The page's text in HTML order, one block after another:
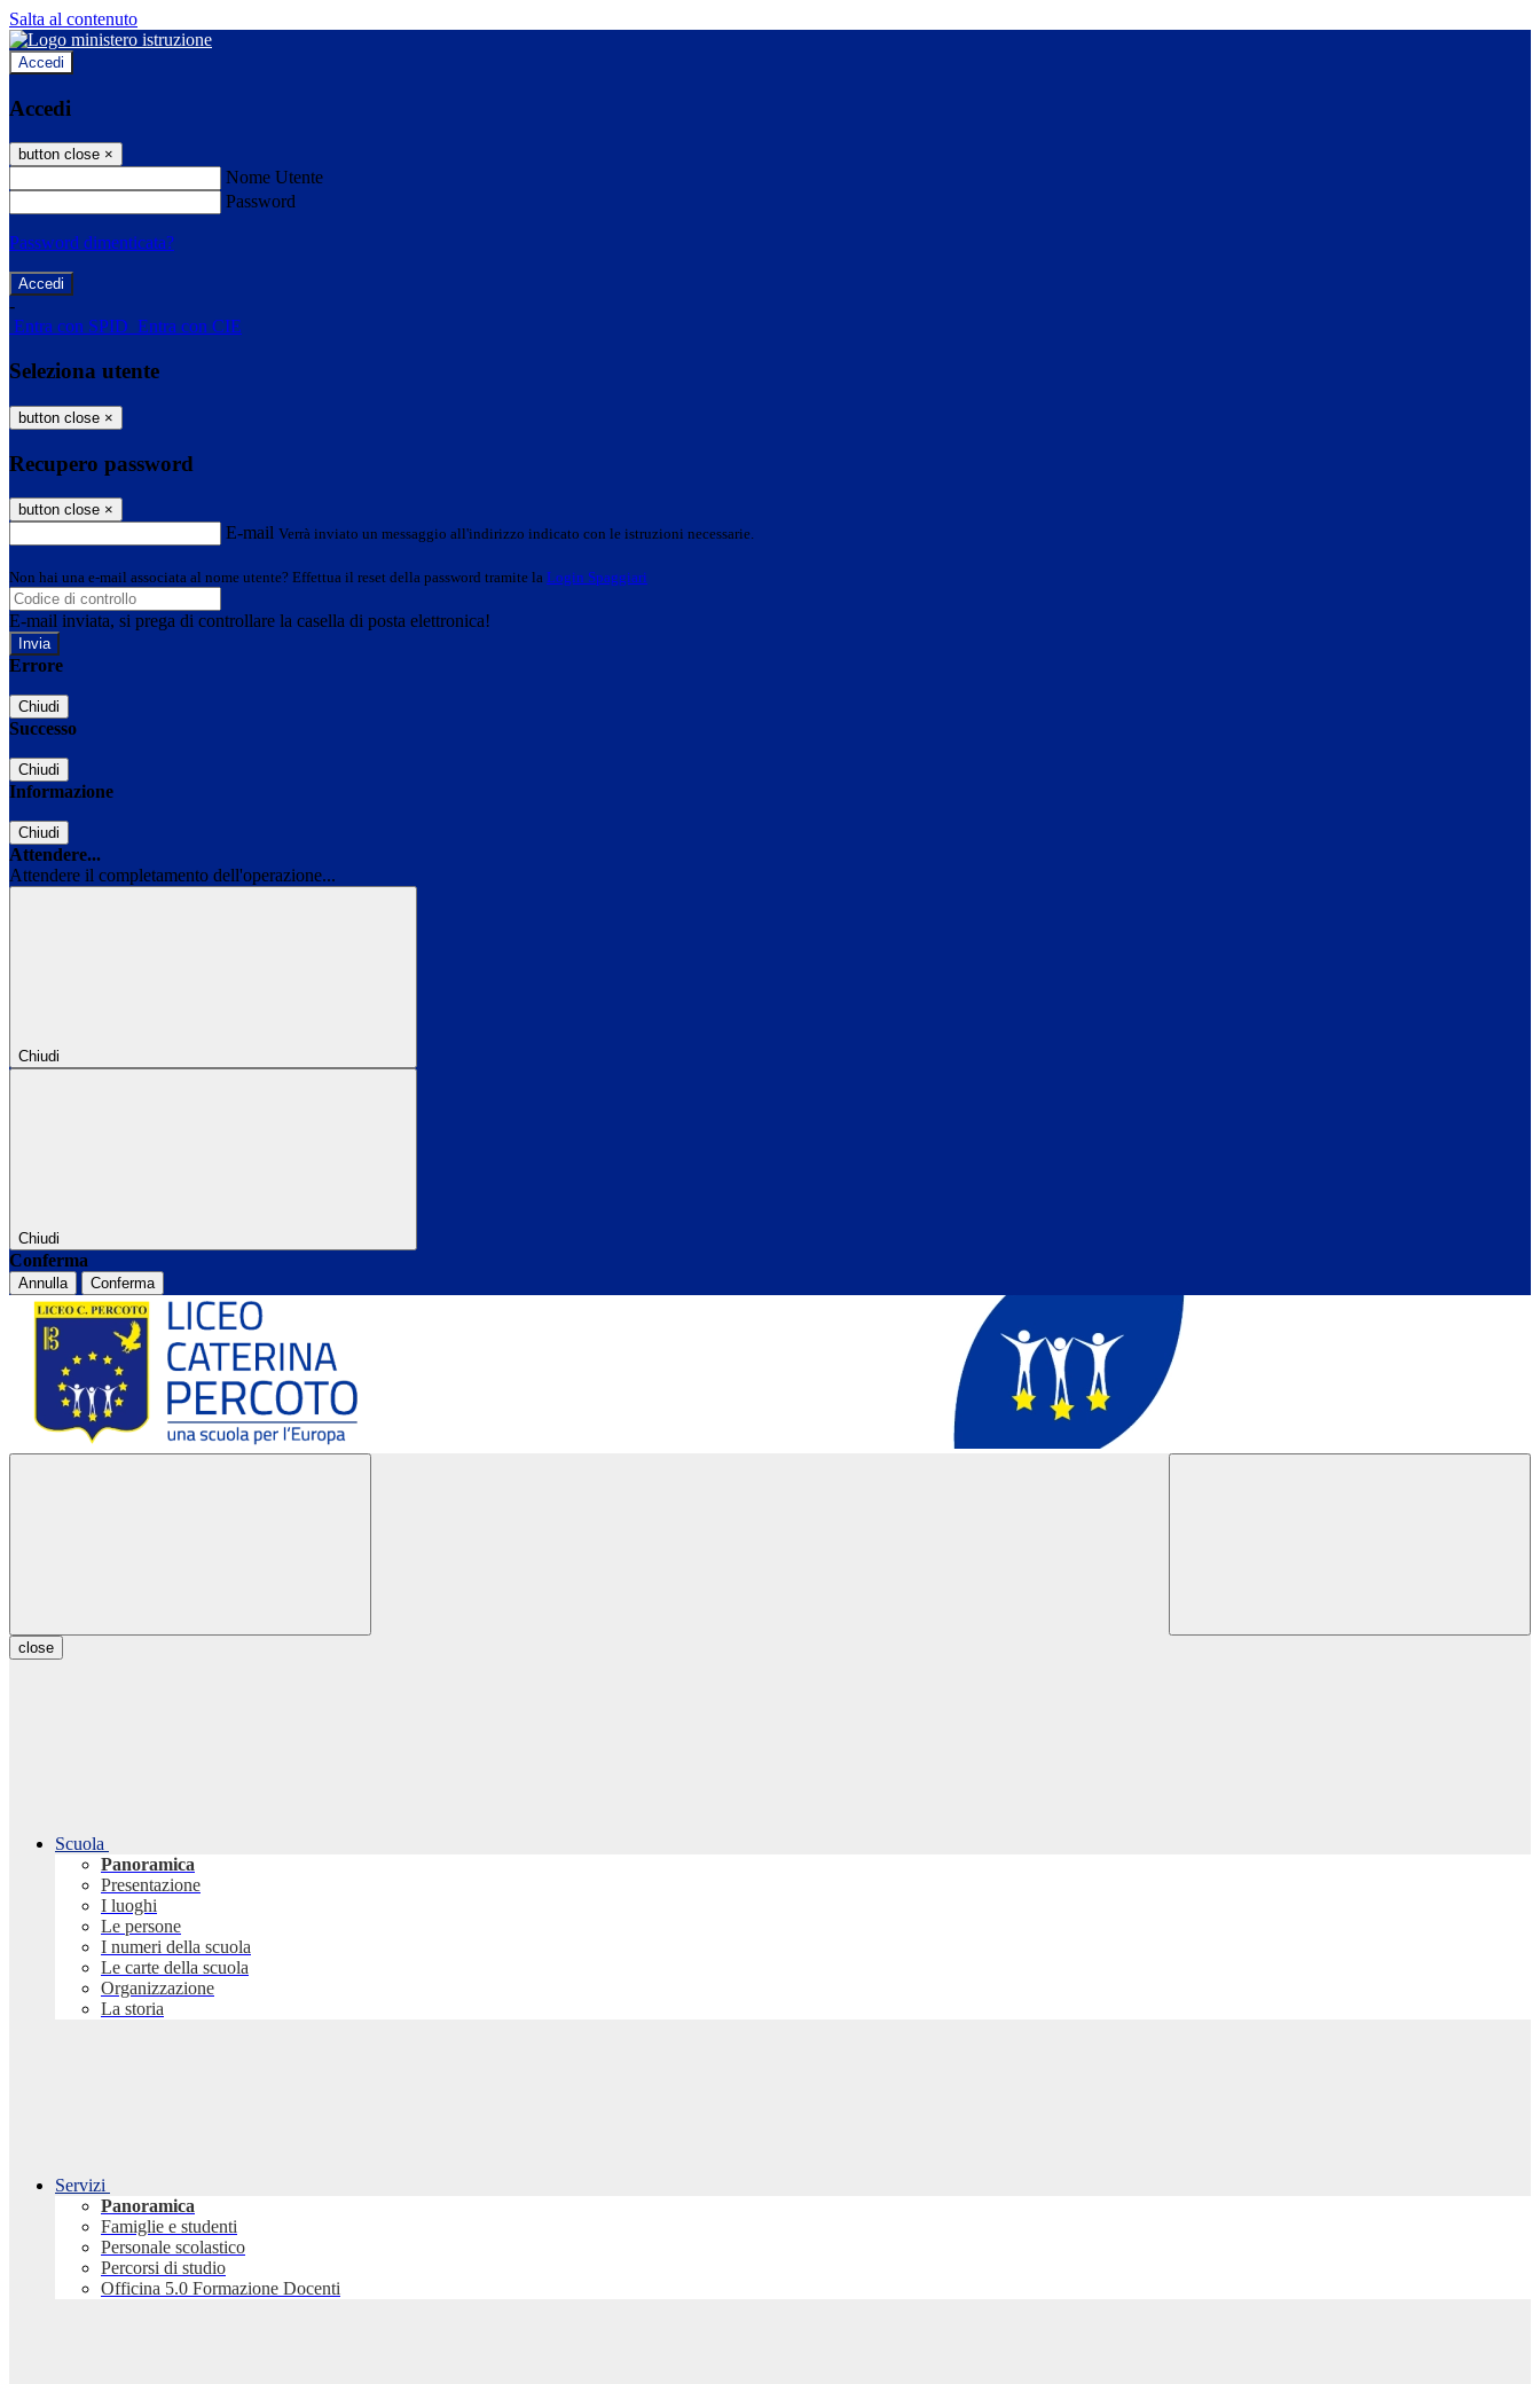
Salta al contenuto
Accedi
Accedi
button close ×
Nome Utente
Password
Password dimenticata?
-
Entra con SPID Entra con CIE
Seleziona utente
button close ×
Recupero password
button close ×
E-mail Verrà inviato un messaggio all'indirizzo indicato con le istruzioni necessarie.
Non hai una e-mail associata al nome utente? Effettua il reset della password tramite la Login Spaggiari
E-mail inviata, si prega di controllare la casella di posta elettronica!
Errore
Chiudi
Successo
Chiudi
Informazione
Chiudi
Attendere...
Attendere il completamento dell'operazione...
Chiudi
Chiudi
Conferma
Annulla Conferma
close
Scuola
Panoramica
Presentazione
I luoghi
Le persone
I numeri della scuola
Le carte della scuola
Organizzazione
La storia
Servizi
Panoramica
Famiglie e studenti
Personale scolastico
Percorsi di studio
Officina 5.0 Formazione Docenti